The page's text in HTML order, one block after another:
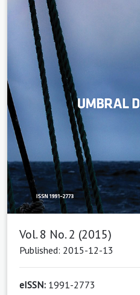
Vol. 8 No. 2 (2015)
Published: 2015-12-13
eISSN: 1991-2773